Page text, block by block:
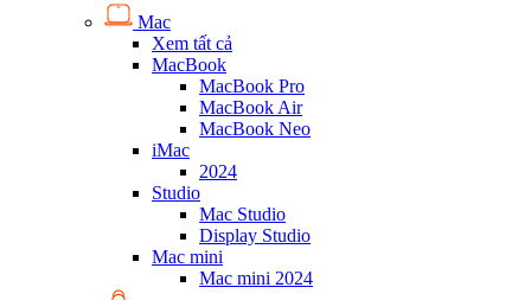
Mac
Xem tất cả
MacBook
MacBook Pro
MacBook Air
MacBook Neo
iMac
2024
Studio
Mac Studio
Display Studio
Mac mini
Mac mini 2024